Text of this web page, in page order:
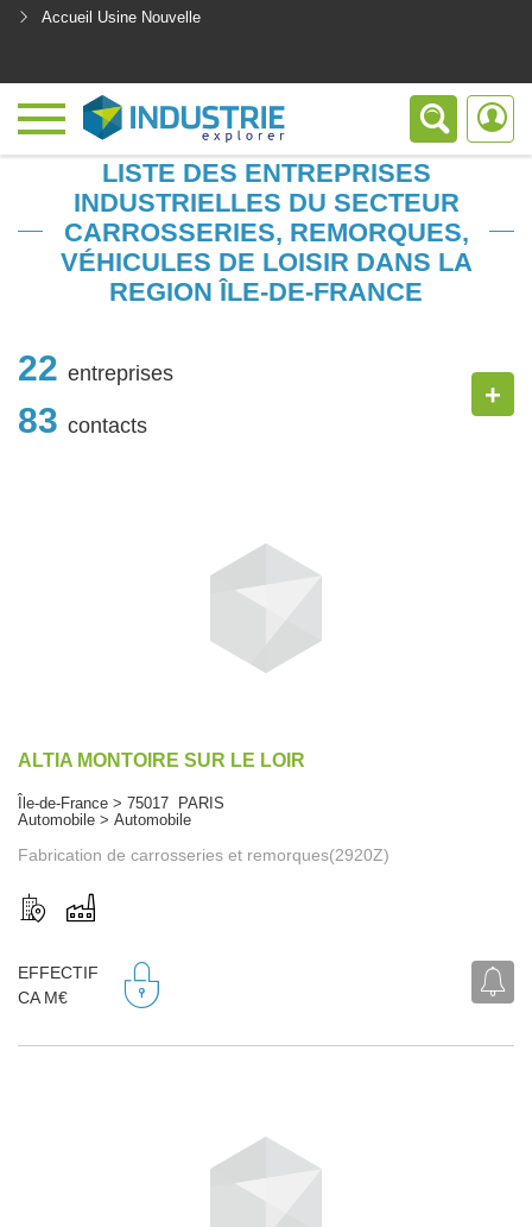
Accueil Usine Nouvelle
LISTE DES ENTREPRISES
INDUSTRIELLES DU SECTEUR
CARROSSERIES, REMORQUES,
VÉHICULES DE LOISIR DANS LA
REGION ÎLE-DE-FRANCE
22 entreprises
83 contacts
+
ALTIA MONTOIRE SUR LE LOIR
Île-de-France > 75017 PARIS
Automobile > Automobile
Fabrication de carrosseries et remorques(2920Z)
EFFECTIF
CA M€